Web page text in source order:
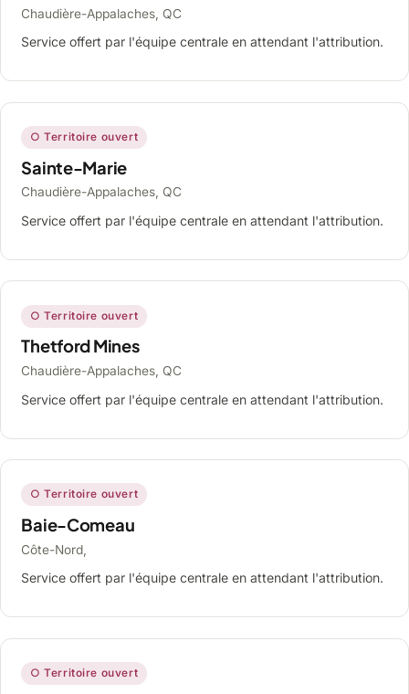
Chaudière-Appalaches, QC
Service offert par l'équipe centrale en attendant l'attribution.
○ Territoire ouvert
Sainte-Marie
Chaudière-Appalaches, QC
Service offert par l'équipe centrale en attendant l'attribution.
○ Territoire ouvert
Thetford Mines
Chaudière-Appalaches, QC
Service offert par l'équipe centrale en attendant l'attribution.
○ Territoire ouvert
Baie-Comeau
Côte-Nord,
Service offert par l'équipe centrale en attendant l'attribution.
○ Territoire ouvert